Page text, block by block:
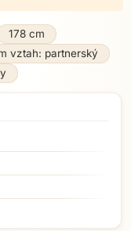
178 cm
vztah: partnerský